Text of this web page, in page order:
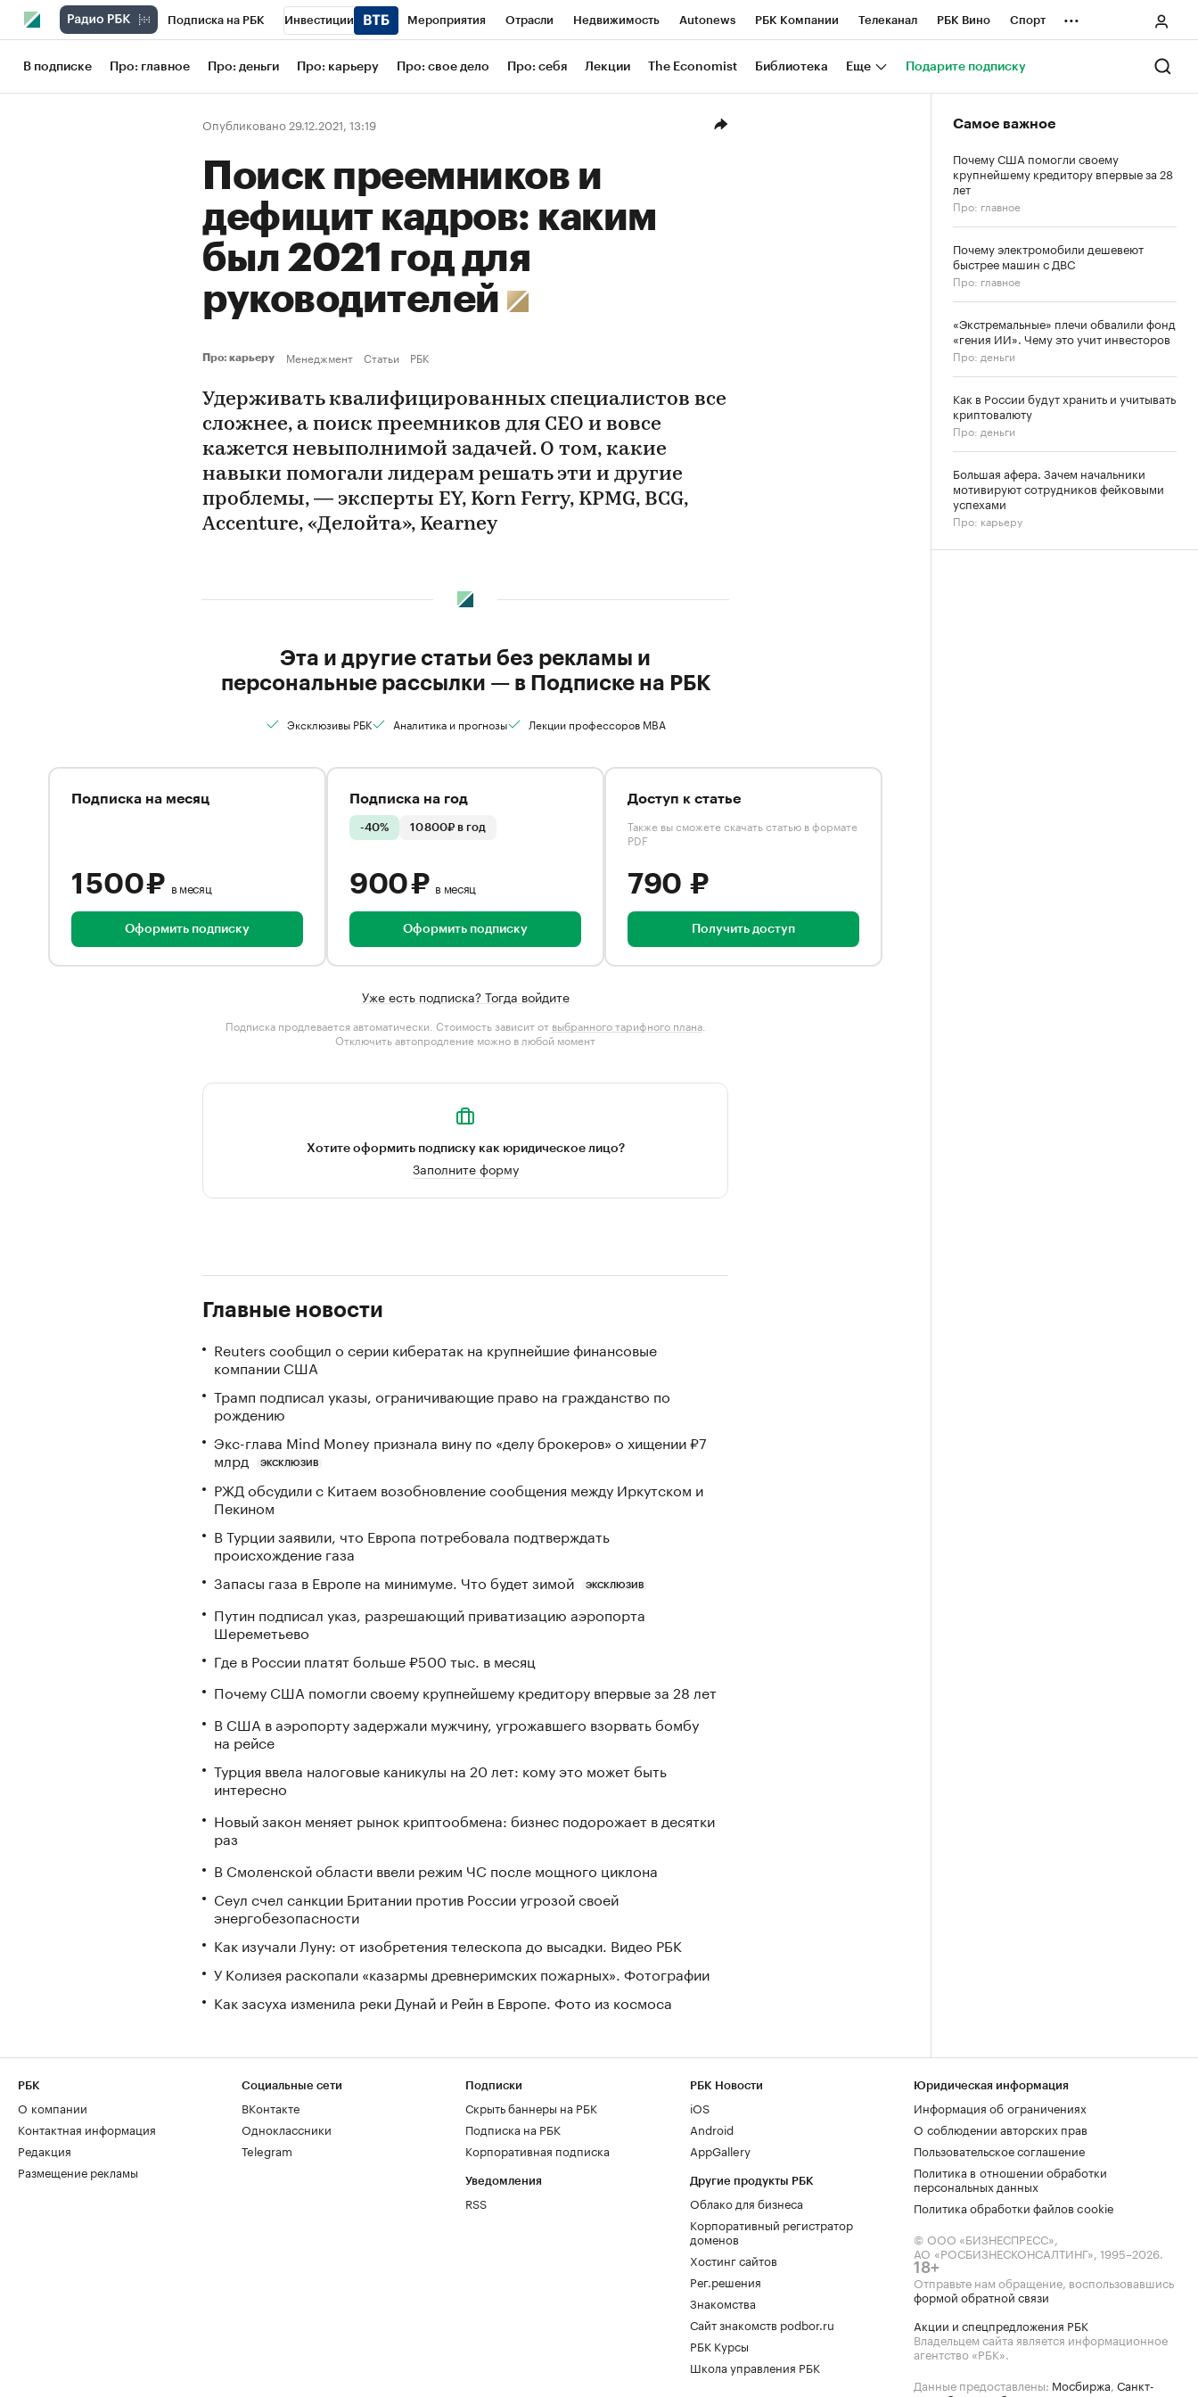
Подписка на РБК Инвестиции Мероприятия Отрасли Недвижимость Autonews РБК Компании Телеканал РБК Вино Спорт
Школа управления РБК РБК Образование РБК Life Тренды Визионеры Национальные проекты Город
Рынок наличной валюты
...
В подписке Про: главное Про: деньги Про: карьеру Про: свое дело Про: себя Лекции The Economist Библиотека Еще Подарите подписку
Опубликовано 29.12.2021, 13:19
Поиск преемников и
дефицит кадров: каким
был 2021 год для
руководителей
Про: карьеру Менеджмент Статьи РБК
Удерживать квалифицированных специалистов все
сложнее, а поиск преемников для СЕО и вовсе
кажется невыполнимой задачей. О том, какие
навыки помогали лидерам решать эти и другие
проблемы, — эксперты EY, Korn Ferry, KPMG, BCG,
Accenture, «Делойта», Kearney
Эта и другие статьи без рекламы и
персональные рассылки — в Подписке на РБК
Эксклюзивы РБК Аналитика и прогнозы Лекции профессоров MBA
Подписка на месяц
1 500 ₽ в месяц
Оформить подписку
Подписка на год
-40% 10 800₽ в год
900 ₽ в месяц
Оформить подписку
Доступ к статье
Также вы сможете скачать статью в формате
PDF
790 ₽
Получить доступ
Уже есть подписка? Тогда войдите
Подписка продлевается автоматически. Стоимость зависит от выбранного тарифного плана.
Отключить автопродление можно в любой момент
Хотите оформить подписку как юридическое лицо?
Заполните форму
Главные новости
Reuters сообщил о серии кибератак на крупнейшие финансовые
компании США
Трамп подписал указы, ограничивающие право на гражданство по
рождению
Экс-глава Mind Money признала вину по «делу брокеров» о хищении ₽7
млрд
ЭКСКЛЮЗИВ
РЖД обсудили с Китаем возобновление сообщения между Иркутском и
Пекином
В Турции заявили, что Европа потребовала подтверждать
происхождение газа
Запасы газа в Европе на минимуме. Что будет зимой
ЭКСКЛЮЗИВ
Путин подписал указ, разрешающий приватизацию аэропорта
Шереметьево
Где в России платят больше ₽500 тыс. в месяц
Почему США помогли своему крупнейшему кредитору впервые за 28 лет
В США в аэропорту задержали мужчину, угрожавшего взорвать бомбу
на рейсе
Турция ввела налоговые каникулы на 20 лет: кому это может быть
интересно
Новый закон меняет рынок криптообмена: бизнес подорожает в десятки
раз
В Смоленской области ввели режим ЧС после мощного циклона
Сеул счел санкции Британии против России угрозой своей
энергобезопасности
Как изучали Луну: от изобретения телескопа до высадки. Видео РБК
У Колизея раскопали «казармы древнеримских пожарных». Фотографии
Как засуха изменила реки Дунай и Рейн в Европе. Фото из космоса
Самое важное
Почему США помогли своему
крупнейшему кредитору впервые за 28
лет
Про: главное
Почему электромобили дешевеют
быстрее машин с ДВС
Про: главное
«Экстремальные» плечи обвалили фонд
«гения ИИ». Чему это учит инвесторов
Про: деньги
Как в России будут хранить и учитывать
криптовалюту
Про: деньги
Большая афера. Зачем начальники
мотивируют сотрудников фейковыми
успехами
Про: карьеру
РБК
О компании
Контактная информация
Редакция
Размещение рекламы
Социальные сети
ВКонтакте
Одноклассники
Telegram
Подписки
Скрыть баннеры на РБК
Подписка на РБК
Корпоративная подписка
Уведомления
RSS
РБК Новости
iOS
Android
AppGallery
Другие продукты РБК
Облако для бизнеса
Корпоративный регистратор
доменов
Хостинг сайтов
Рег.решения
Знакомства
Сайт знакомств podbor.ru
РБК Курсы
Школа управления РБК
Юридическая информация
Информация об ограничениях
О соблюдении авторских прав
Пользовательское соглашение
Политика в отношении обработки
персональных данных
Политика обработки файлов cookie
© ООО «БИЗНЕСПРЕСС»,
АО «РОСБИЗНЕСКОНСАЛТИНГ», 1995–2026.
18+
Отправьте нам обращение, воспользовавшись
формой обратной связи
Акции и спецпредложения РБК
Владельцем сайта является информационное
агентство «РБК».
Данные предоставлены: Мосбиржа, Санкт-